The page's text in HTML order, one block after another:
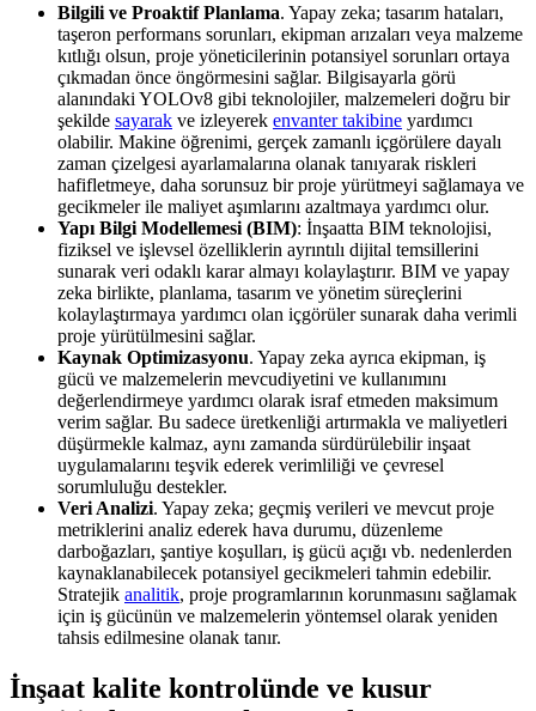
Bilgili ve Proaktif Planlama. Yapay zeka; tasarım hataları,
taşeron performans sorunları, ekipman arızaları veya malzeme
kıtlığı olsun, proje yöneticilerinin potansiyel sorunları ortaya
çıkmadan önce öngörmesini sağlar. Bilgisayarla görü
alanındaki YOLOv8 gibi teknolojiler, malzemeleri doğru bir
şekilde sayarak ve izleyerek envanter takibine yardımcı
olabilir. Makine öğrenimi, gerçek zamanlı içgörülere dayalı
zaman çizelgesi ayarlamalarına olanak tanıyarak riskleri
hafifletmeye, daha sorunsuz bir proje yürütmeyi sağlamaya ve
gecikmeler ile maliyet aşımlarını azaltmaya yardımcı olur.
Yapı Bilgi Modellemesi (BIM): İnşaatta BIM teknolojisi,
fiziksel ve işlevsel özelliklerin ayrıntılı dijital temsillerini
sunarak veri odaklı karar almayı kolaylaştırır. BIM ve yapay
zeka birlikte, planlama, tasarım ve yönetim süreçlerini
kolaylaştırmaya yardımcı olan içgörüler sunarak daha verimli
proje yürütülmesini sağlar.
Kaynak Optimizasyonu. Yapay zeka ayrıca ekipman, iş
gücü ve malzemelerin mevcudiyetini ve kullanımını
değerlendirmeye yardımcı olarak israf etmeden maksimum
verim sağlar. Bu sadece üretkenliği artırmakla ve maliyetleri
düşürmekle kalmaz, aynı zamanda sürdürülebilir inşaat
uygulamalarını teşvik ederek verimliliği ve çevresel
sorumluluğu destekler.
Veri Analizi. Yapay zeka; geçmiş verileri ve mevcut proje
metriklerini analiz ederek hava durumu, düzenleme
darboğazları, şantiye koşulları, iş gücü açığı vb. nedenlerden
kaynaklanabilecek potansiyel gecikmeleri tahmin edebilir.
Stratejik analitik, proje programlarının korunmasını sağlamak
için iş gücünün ve malzemelerin yöntemsel olarak yeniden
tahsis edilmesine olanak tanır.
İnşaat kalite kontrolünde ve kusur